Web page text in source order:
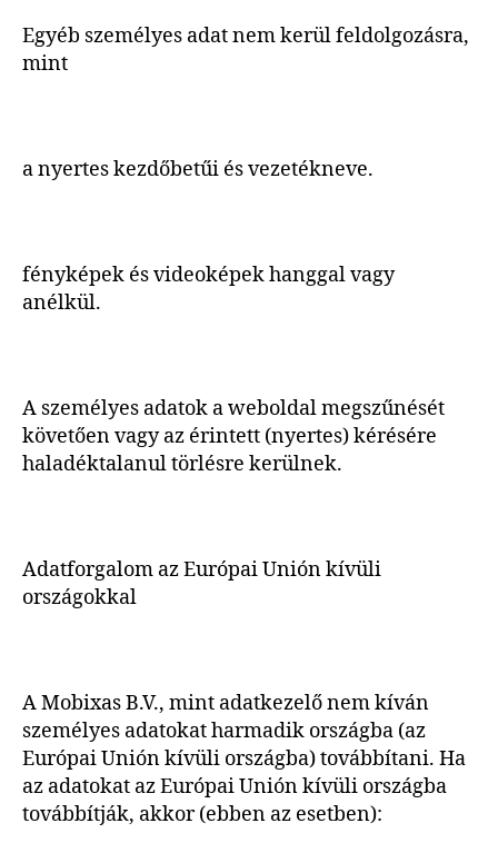
Egyéb személyes adat nem kerül feldolgozásra,
mint
a nyertes kezdőbetűi és vezetékneve.
fényképek és videoképek hanggal vagy
anélkül.
A személyes adatok a weboldal megszűnését
követően vagy az érintett (nyertes) kérésére
haladéktalanul törlésre kerülnek.
Adatforgalom az Európai Unión kívüli
országokkal
A Mobixas B.V., mint adatkezelő nem kíván
személyes adatokat harmadik országba (az
Európai Unión kívüli országba) továbbítani. Ha
az adatokat az Európai Unión kívüli országba
továbbítják, akkor (ebben az esetben):